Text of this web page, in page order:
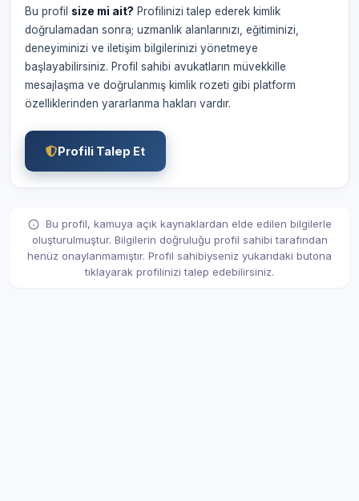
Bu profil size mi ait? Profilinizi talep ederek kimlik
doğrulamadan sonra; uzmanlık alanlarınızı, eğitiminizi,
deneyiminizi ve iletişim bilgilerinizi yönetmeye
başlayabilirsiniz. Profil sahibi avukatların müvekkille
mesajlaşma ve doğrulanmış kimlik rozeti gibi platform
özelliklerinden yararlanma hakları vardır.
Profili Talep Et
Bu profil, kamuya açık kaynaklardan elde edilen bilgilerle
oluşturulmuştur. Bilgilerin doğruluğu profil sahibi tarafından
henüz onaylanmamıştır. Profil sahibiyseniz yukarıdaki butona
tıklayarak profilinizi talep edebilirsiniz.